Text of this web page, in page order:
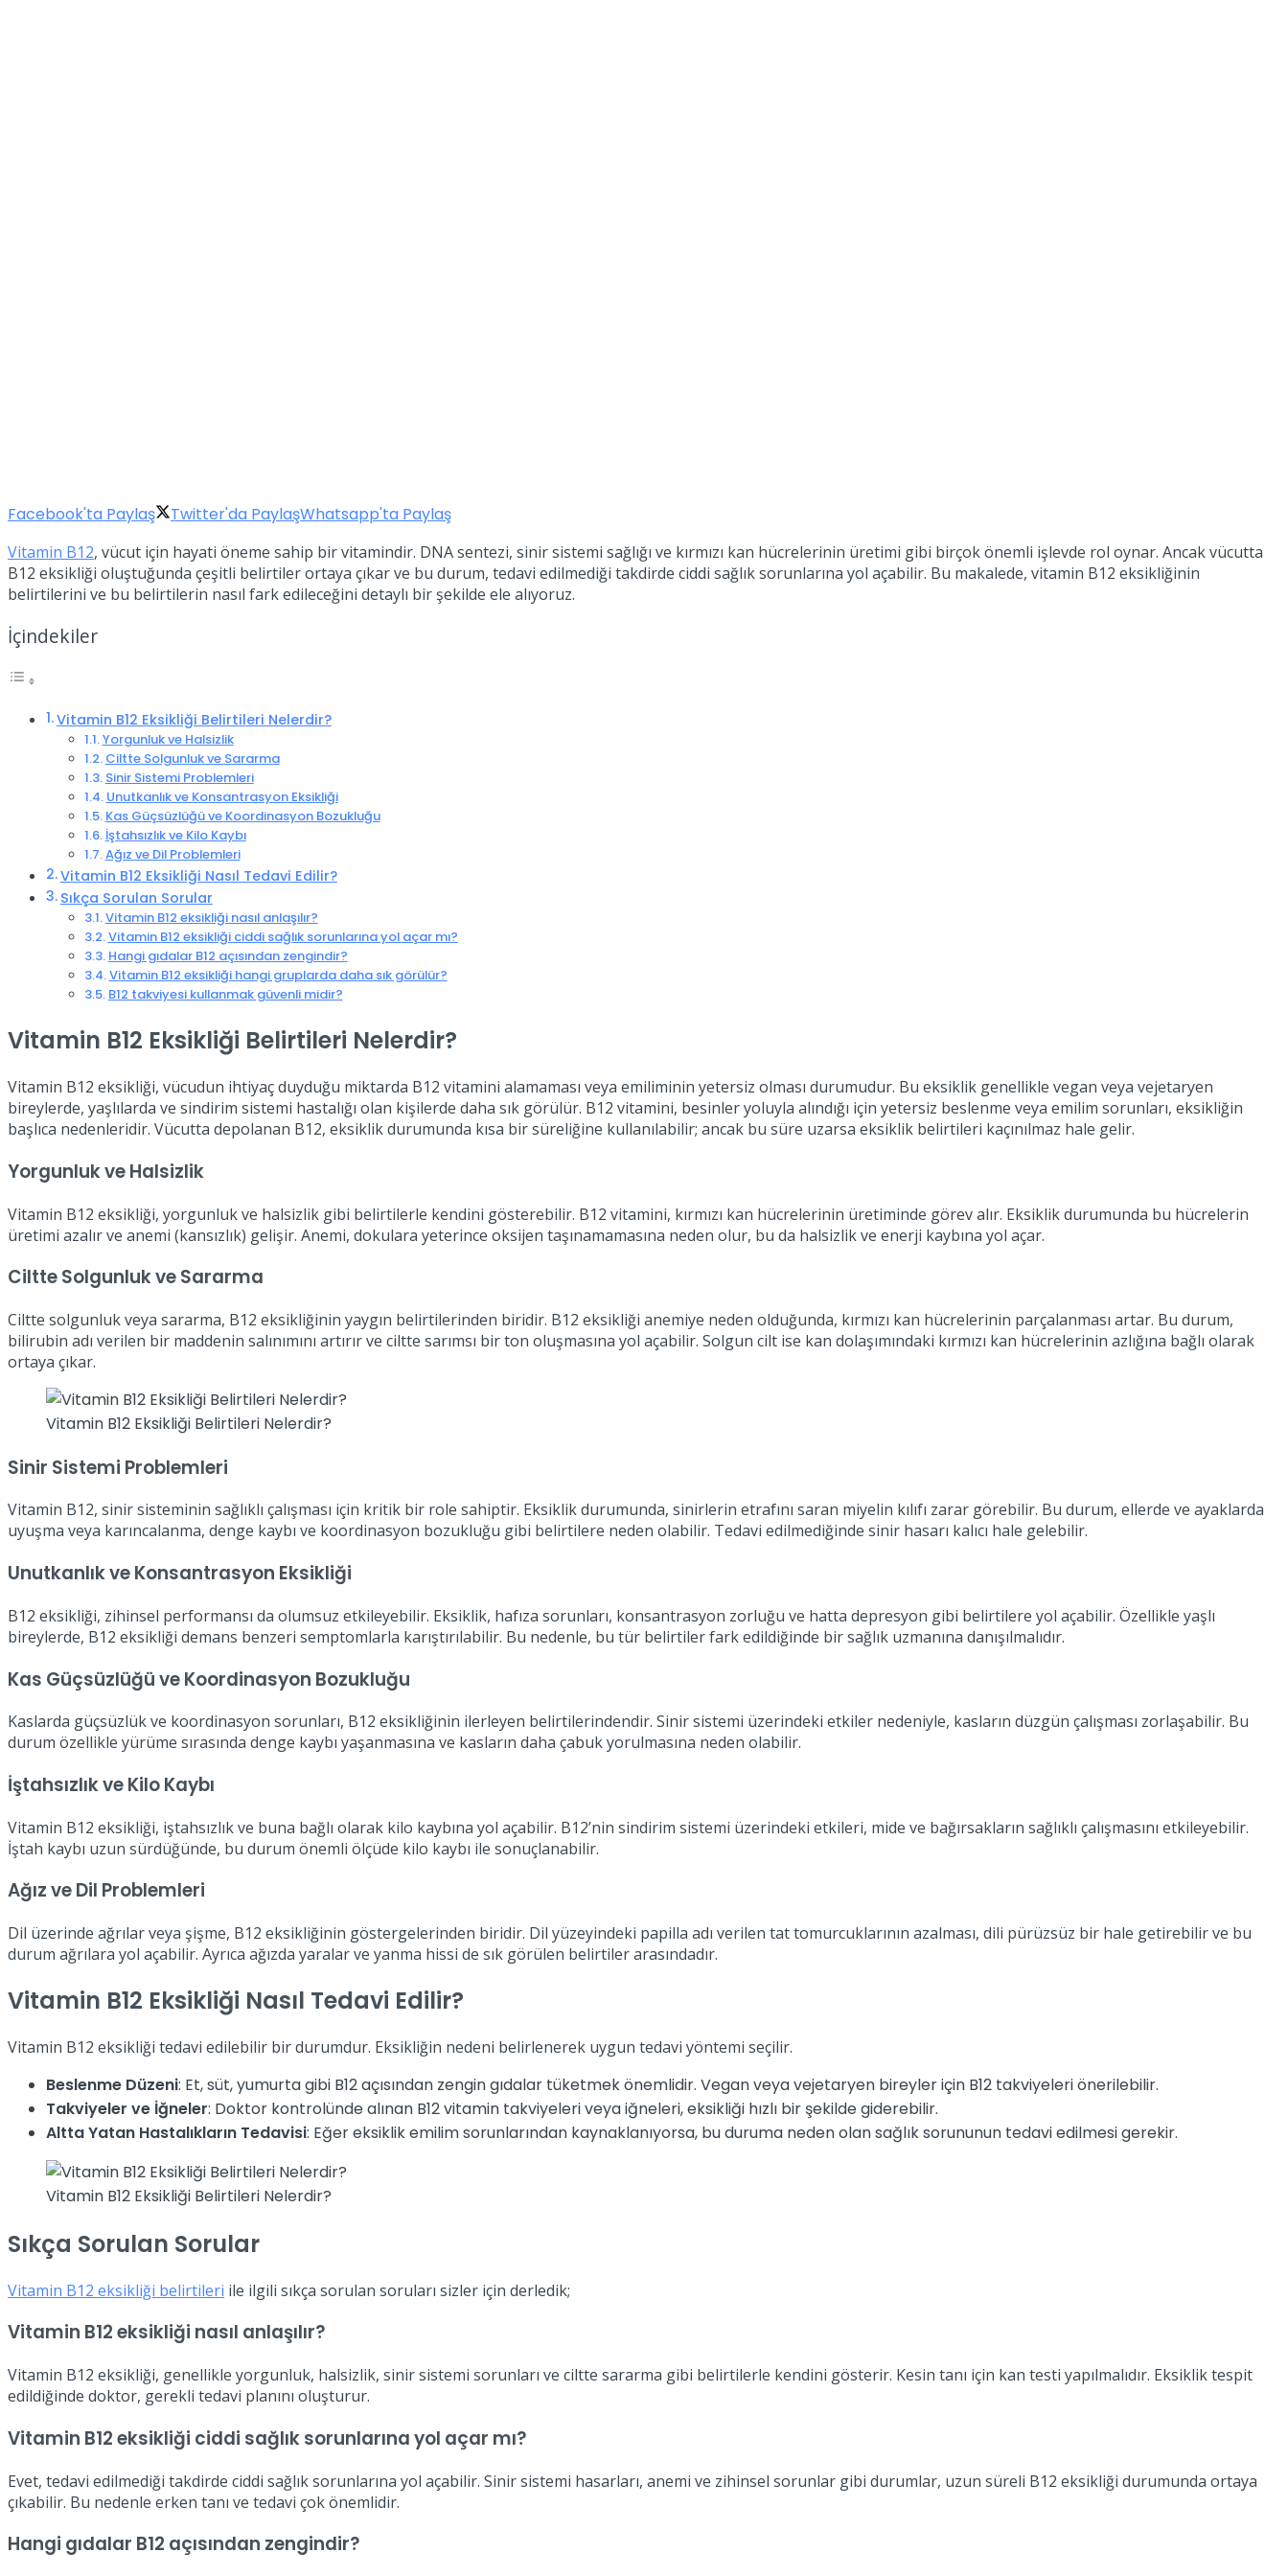
Facebook'ta Paylaş Twitter'da PaylaşWhatsapp'ta Paylaş
Vitamin B12, vücut için hayati öneme sahip bir vitamindir. DNA sentezi, sinir sistemi sağlığı ve kırmızı kan hücrelerinin üretimi gibi birçok önemli işlevde rol oynar. Ancak vücutta
B12 eksikliği oluştuğunda çeşitli belirtiler ortaya çıkar ve bu durum, tedavi edilmediği takdirde ciddi sağlık sorunlarına yol açabilir. Bu makalede, vitamin B12 eksikliğinin
belirtilerini ve bu belirtilerin nasıl fark edileceğini detaylı bir şekilde ele alıyoruz.
İçindekiler
Vitamin B12 Eksikliği Belirtileri Nelerdir?
Yorgunluk ve Halsizlik
Ciltte Solgunluk ve Sararma
Sinir Sistemi Problemleri
Unutkanlık ve Konsantrasyon Eksikliği
Kas Güçsüzlüğü ve Koordinasyon Bozukluğu
İştahsızlık ve Kilo Kaybı
Ağız ve Dil Problemleri
Vitamin B12 Eksikliği Nasıl Tedavi Edilir?
Sıkça Sorulan Sorular
Vitamin B12 eksikliği nasıl anlaşılır?
Vitamin B12 eksikliği ciddi sağlık sorunlarına yol açar mı?
Hangi gıdalar B12 açısından zengindir?
Vitamin B12 eksikliği hangi gruplarda daha sık görülür?
B12 takviyesi kullanmak güvenli midir?
Vitamin B12 Eksikliği Belirtileri Nelerdir?
Vitamin B12 eksikliği, vücudun ihtiyaç duyduğu miktarda B12 vitamini alamaması veya emiliminin yetersiz olması durumudur. Bu eksiklik genellikle vegan veya vejetaryen
bireylerde, yaşlılarda ve sindirim sistemi hastalığı olan kişilerde daha sık görülür. B12 vitamini, besinler yoluyla alındığı için yetersiz beslenme veya emilim sorunları, eksikliğin
başlıca nedenleridir. Vücutta depolanan B12, eksiklik durumunda kısa bir süreliğine kullanılabilir; ancak bu süre uzarsa eksiklik belirtileri kaçınılmaz hale gelir.
Yorgunluk ve Halsizlik
Vitamin B12 eksikliği, yorgunluk ve halsizlik gibi belirtilerle kendini gösterebilir. B12 vitamini, kırmızı kan hücrelerinin üretiminde görev alır. Eksiklik durumunda bu hücrelerin
üretimi azalır ve anemi (kansızlık) gelişir. Anemi, dokulara yeterince oksijen taşınamamasına neden olur, bu da halsizlik ve enerji kaybına yol açar.
Ciltte Solgunluk ve Sararma
Ciltte solgunluk veya sararma, B12 eksikliğinin yaygın belirtilerinden biridir. B12 eksikliği anemiye neden olduğunda, kırmızı kan hücrelerinin parçalanması artar. Bu durum,
bilirubin adı verilen bir maddenin salınımını artırır ve ciltte sarımsı bir ton oluşmasına yol açabilir. Solgun cilt ise kan dolaşımındaki kırmızı kan hücrelerinin azlığına bağlı olarak
ortaya çıkar.
Vitamin B12 Eksikliği Belirtileri Nelerdir?
Sinir Sistemi Problemleri
Vitamin B12, sinir sisteminin sağlıklı çalışması için kritik bir role sahiptir. Eksiklik durumunda, sinirlerin etrafını saran miyelin kılıfı zarar görebilir. Bu durum, ellerde ve ayaklarda
uyuşma veya karıncalanma, denge kaybı ve koordinasyon bozukluğu gibi belirtilere neden olabilir. Tedavi edilmediğinde sinir hasarı kalıcı hale gelebilir.
Unutkanlık ve Konsantrasyon Eksikliği
B12 eksikliği, zihinsel performansı da olumsuz etkileyebilir. Eksiklik, hafıza sorunları, konsantrasyon zorluğu ve hatta depresyon gibi belirtilere yol açabilir. Özellikle yaşlı
bireylerde, B12 eksikliği demans benzeri semptomlarla karıştırılabilir. Bu nedenle, bu tür belirtiler fark edildiğinde bir sağlık uzmanına danışılmalıdır.
Kas Güçsüzlüğü ve Koordinasyon Bozukluğu
Kaslarda güçsüzlük ve koordinasyon sorunları, B12 eksikliğinin ilerleyen belirtilerindendir. Sinir sistemi üzerindeki etkiler nedeniyle, kasların düzgün çalışması zorlaşabilir. Bu
durum özellikle yürüme sırasında denge kaybı yaşanmasına ve kasların daha çabuk yorulmasına neden olabilir.
İştahsızlık ve Kilo Kaybı
Vitamin B12 eksikliği, iştahsızlık ve buna bağlı olarak kilo kaybına yol açabilir. B12’nin sindirim sistemi üzerindeki etkileri, mide ve bağırsakların sağlıklı çalışmasını etkileyebilir.
İştah kaybı uzun sürdüğünde, bu durum önemli ölçüde kilo kaybı ile sonuçlanabilir.
Ağız ve Dil Problemleri
Dil üzerinde ağrılar veya şişme, B12 eksikliğinin göstergelerinden biridir. Dil yüzeyindeki papilla adı verilen tat tomurcuklarının azalması, dili pürüzsüz bir hale getirebilir ve bu
durum ağrılara yol açabilir. Ayrıca ağızda yaralar ve yanma hissi de sık görülen belirtiler arasındadır.
Vitamin B12 Eksikliği Nasıl Tedavi Edilir?
Vitamin B12 eksikliği tedavi edilebilir bir durumdur. Eksikliğin nedeni belirlenerek uygun tedavi yöntemi seçilir.
Beslenme Düzeni: Et, süt, yumurta gibi B12 açısından zengin gıdalar tüketmek önemlidir. Vegan veya vejetaryen bireyler için B12 takviyeleri önerilebilir.
Takviyeler ve İğneler: Doktor kontrolünde alınan B12 vitamin takviyeleri veya iğneleri, eksikliği hızlı bir şekilde giderebilir.
Altta Yatan Hastalıkların Tedavisi: Eğer eksiklik emilim sorunlarından kaynaklanıyorsa, bu duruma neden olan sağlık sorununun tedavi edilmesi gerekir.
Vitamin B12 Eksikliği Belirtileri Nelerdir?
Sıkça Sorulan Sorular
Vitamin B12 eksikliği belirtileri ile ilgili sıkça sorulan soruları sizler için derledik;
Vitamin B12 eksikliği nasıl anlaşılır?
Vitamin B12 eksikliği, genellikle yorgunluk, halsizlik, sinir sistemi sorunları ve ciltte sararma gibi belirtilerle kendini gösterir. Kesin tanı için kan testi yapılmalıdır. Eksiklik tespit
edildiğinde doktor, gerekli tedavi planını oluşturur.
Vitamin B12 eksikliği ciddi sağlık sorunlarına yol açar mı?
Evet, tedavi edilmediği takdirde ciddi sağlık sorunlarına yol açabilir. Sinir sistemi hasarları, anemi ve zihinsel sorunlar gibi durumlar, uzun süreli B12 eksikliği durumunda ortaya
çıkabilir. Bu nedenle erken tanı ve tedavi çok önemlidir.
Hangi gıdalar B12 açısından zengindir?